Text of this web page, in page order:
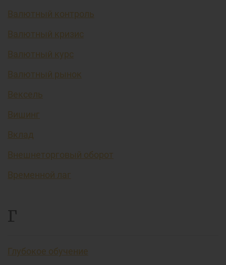
Валютный контроль
Валютный кризис
Валютный курс
Валютный рынок
Вексель
Вишинг
Вклад
Внешнеторговый оборот
Временной лаг
Г
Глубокое обучение